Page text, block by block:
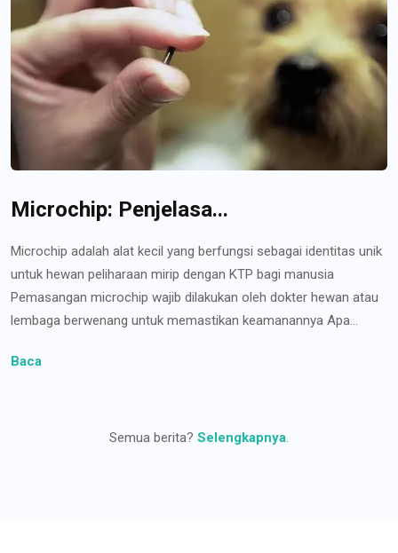
Microchip: Penjelasa...
Microchip adalah alat kecil yang berfungsi sebagai identitas unik
untuk hewan peliharaan mirip dengan KTP bagi manusia
Pemasangan microchip wajib dilakukan oleh dokter hewan atau
lembaga berwenang untuk memastikan keamanannya Apa...
Baca
Semua berita? Selengkapnya